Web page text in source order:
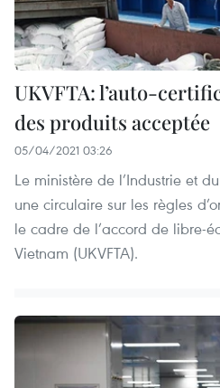
UKVFTA: l’auto-
des produits acceptée
05/04/2021 03:26
Le ministère de l’Industrie et
une circulaire sur les règles
le cadre de l’accord de libre-
Vietnam (UKVFTA).